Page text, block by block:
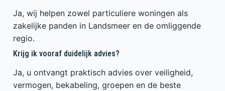
Ja, wij helpen zowel particuliere woningen als
zakelijke panden in Landsmeer en de omliggende
regio.
Krijg ik vooraf duidelijk advies?
Ja, u ontvangt praktisch advies over veiligheid,
vermogen, bekabeling, groepen en de beste